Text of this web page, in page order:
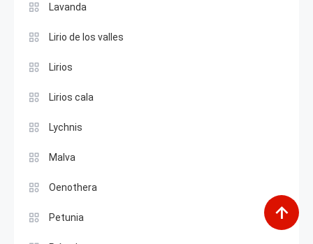
Lavanda
Lirio de los valles
Lirios
Lirios cala
Lychnis
Malva
Oenothera
Petunia